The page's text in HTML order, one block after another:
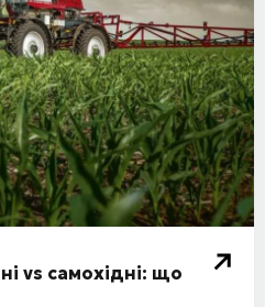
vs самохідні: що